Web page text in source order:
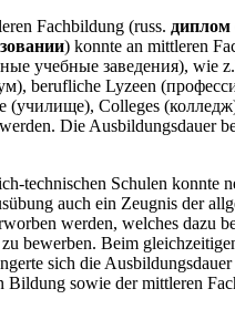
Fachbildung (russ. диплом
) konnte an mittleren
учебные заведения), wie
berufliche Lyzeen
(училище), Colleges
Die Ausbildungsdauer
technischen Schulen konnte
auch ein Zeugnis der
werden, welches dazu
bewerben. Beim
sich die
Bildung sowie der mittleren